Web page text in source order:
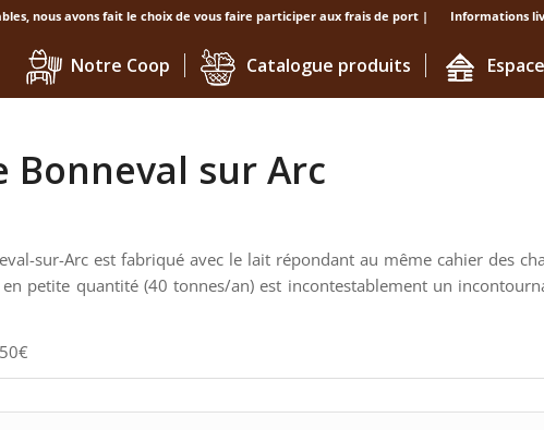
Informations
nous avons fait le choix de vous faire participer aux frais de port |
Notre Coop Catalogue produits
Bonneval sur Arc
sur-Arc est fabriqué avec le lait répondant au même cahier des
petite quantité (40 tonnes/an) est incontestablement un